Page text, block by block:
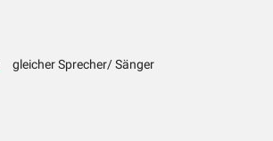
gleicher Sprecher/ Sänger